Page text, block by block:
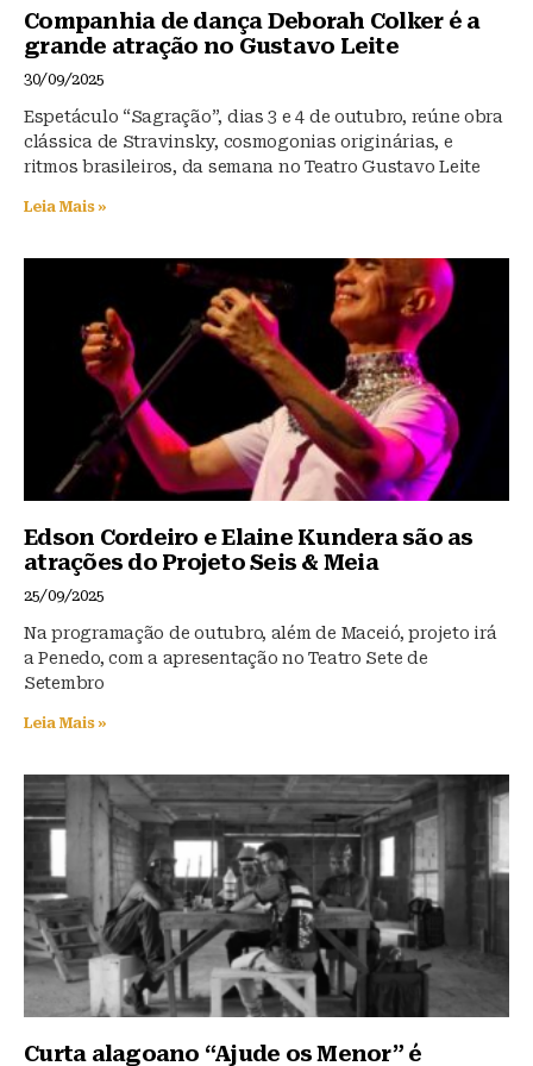
Companhia de dança Deborah Colker é a
grande atração no Gustavo Leite
30/09/2025
Espetáculo “Sagração”, dias 3 e 4 de outubro, reúne obra
clássica de Stravinsky, cosmogonias originárias, e
ritmos brasileiros, da semana no Teatro Gustavo Leite
Leia Mais »
Edson Cordeiro e Elaine Kundera são as
atrações do Projeto Seis & Meia
25/09/2025
Na programação de outubro, além de Maceió, projeto irá
a Penedo, com a apresentação no Teatro Sete de
Setembro
Leia Mais »
Curta alagoano “Ajude os Menor” é